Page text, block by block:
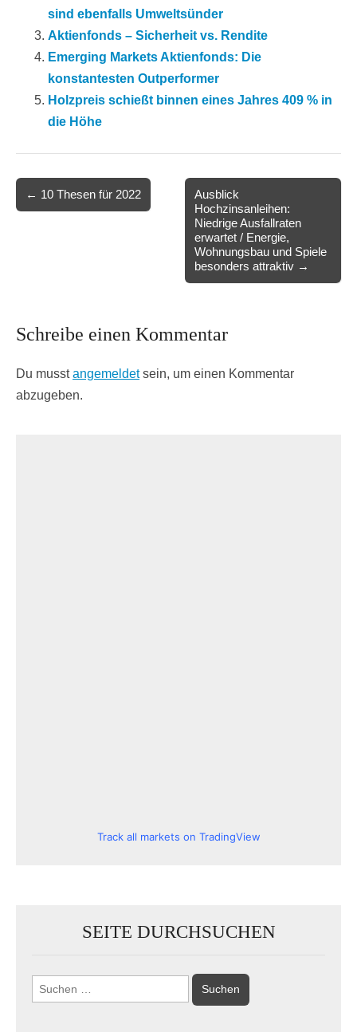
sind ebenfalls Umweltsünder
Aktienfonds – Sicherheit vs. Rendite
Emerging Markets Aktienfonds: Die
konstantesten Outperformer
Holzpreis schießt binnen eines Jahres 409 % in
die Höhe
navigation
← 10 Thesen für 2022
Ausblick
Hochzinsanleihen:
Niedrige Ausfallraten
erwartet / Energie,
Wohnungsbau und Spiele
besonders attraktiv →
Schreibe einen Kommentar
Du musstangemeldetsein, um einen Kommentar
abzugeben.
Track all markets on TradingView
SEITE DURCHSUCHEN
Suchen
nach: